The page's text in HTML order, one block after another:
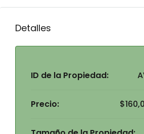
Detalles
ID de la Propiedad:
Precio: